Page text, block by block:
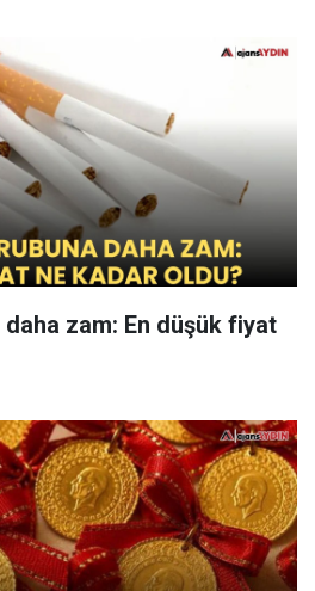
zam: En düşük fiyat